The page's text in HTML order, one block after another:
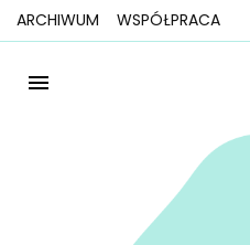
ARCHIWUM WSPÓŁPRACA